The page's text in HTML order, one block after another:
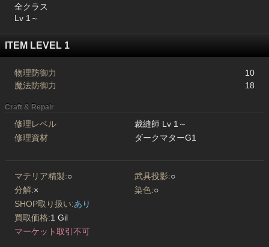
全クラス
Lv 1～
ITEM LEVEL 1
物理防御力
10
魔法防御力
18
Craft & Repair
修理レベル
裁縫師 Lv 1～
修理資材
ダークマターG1
マテリア精製:○ 武具投影:○
分解:× 染色:○
SHOP取り扱い:あり
買取価格:1 Gil
マーケット取引不可